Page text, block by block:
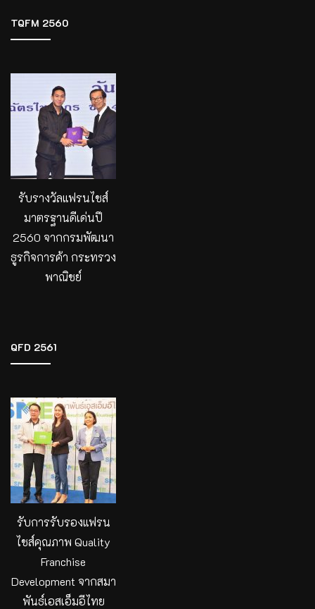
TQFM 2560
รับรางวัลแฟรนไชส์
มาตรฐานดีเด่นปี
2560 จากกรมพัฒนา
ธูรกิจการค้า กระทรวง
พาณิชย์
QFD 2561
รับการรับรองแฟรน
ไชส์คุณภาพ Quality
Franchise
Development จากสมา
พันธ์เอสเอ็มอีไทย